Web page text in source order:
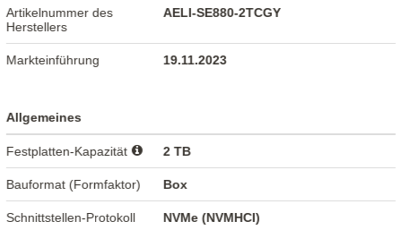
Artikelnummer des
Herstellers
AELI-SE880-2TCGY
Markteinführung 19.11.2023
Allgemeines
Festplatten-Kapazität 2 TB
Bauformat (Formfaktor) Box
Schnittstellen-Protokoll NVMe (NVMHCI)